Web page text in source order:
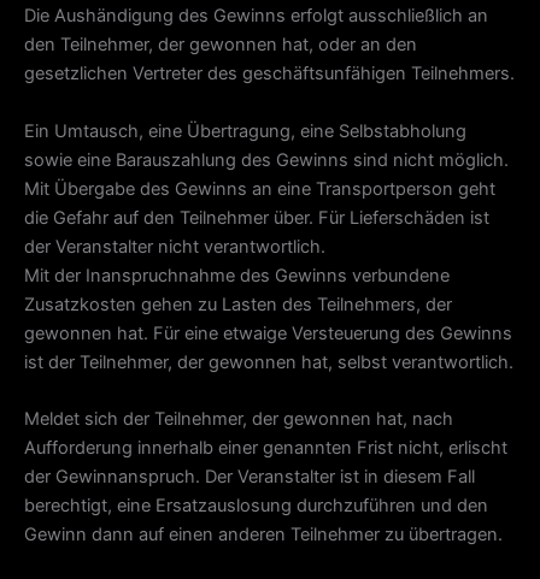
Die Aushändigung des Gewinns erfolgt ausschließlich an
den Teilnehmer, der gewonnen hat, oder an den
gesetzlichen Vertreter des geschäftsunfähigen Teilnehmers.
Ein Umtausch, eine Übertragung, eine Selbstabholung
sowie eine Barauszahlung des Gewinns sind nicht möglich.
Mit Übergabe des Gewinns an eine Transportperson geht
die Gefahr auf den Teilnehmer über. Für Lieferschäden ist
der Veranstalter nicht verantwortlich.
Mit der Inanspruchnahme des Gewinns verbundene
Zusatzkosten gehen zu Lasten des Teilnehmers, der
gewonnen hat. Für eine etwaige Versteuerung des Gewinns
ist der Teilnehmer, der gewonnen hat, selbst verantwortlich.
Meldet sich der Teilnehmer, der gewonnen hat, nach
Aufforderung innerhalb einer genannten Frist nicht, erlischt
der Gewinnanspruch. Der Veranstalter ist in diesem Fall
berechtigt, eine Ersatzauslosung durchzuführen und den
Gewinn dann auf einen anderen Teilnehmer zu übertragen.